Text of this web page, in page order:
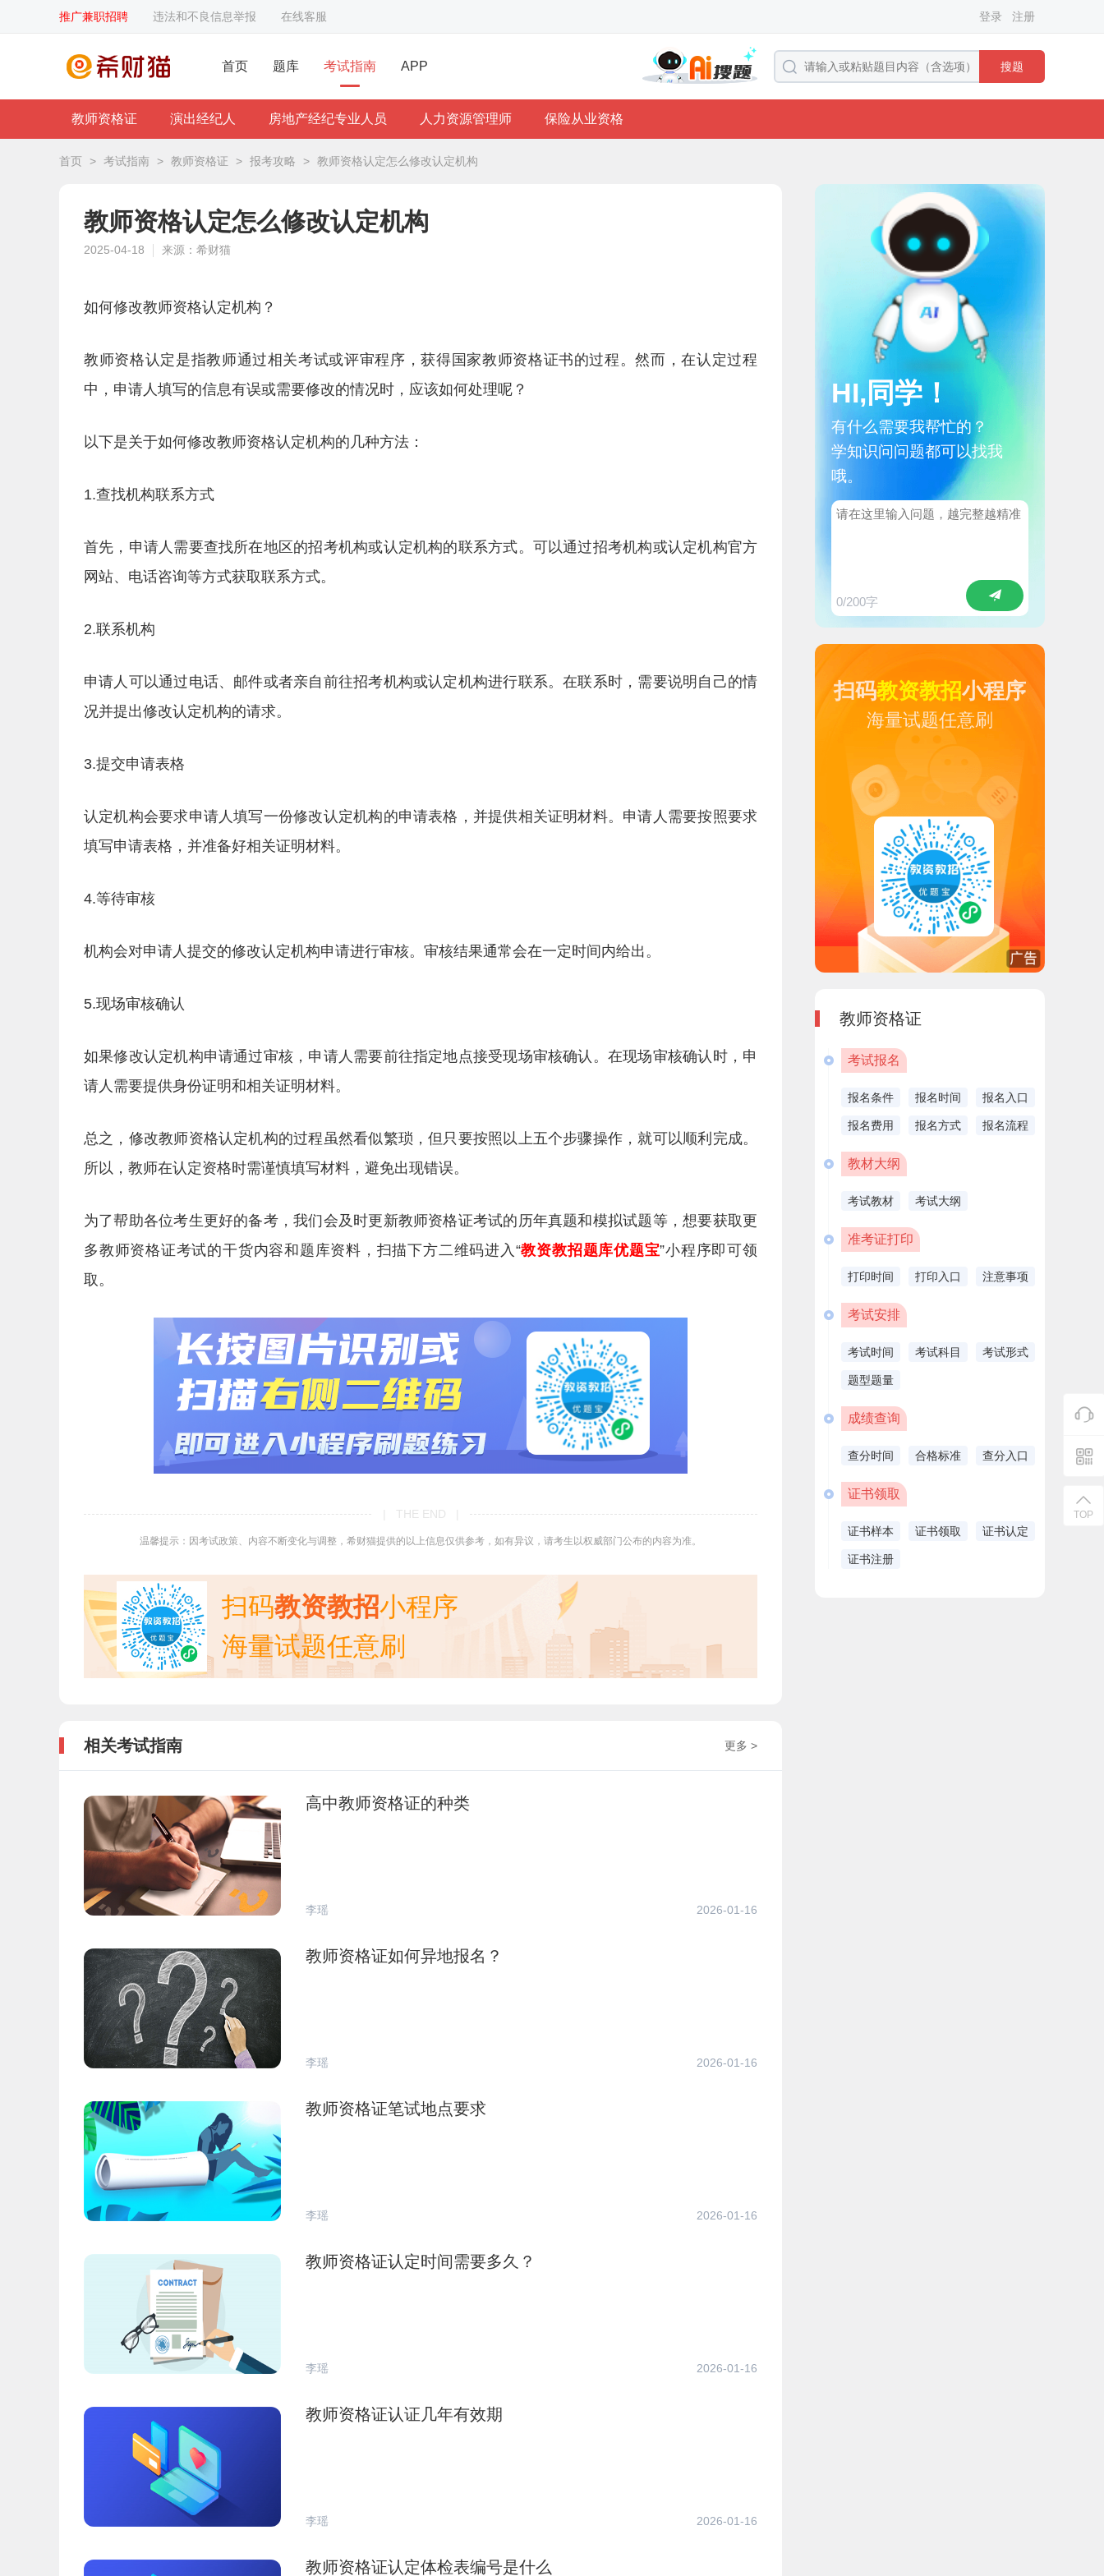
推广兼职招聘 违法和不良信息举报 在线客服 登录 注册
首页 题库 考试指南 APP 搜题
教师资格证 演出经纪人 房地产经纪专业人员 人力资源管理师 保险从业资格
首页 > 考试指南 > 教师资格证 > 报考攻略 > 教师资格认定怎么修改认定机构
教师资格认定怎么修改认定机构
2025-04-18 来源：希财猫
如何修改教师资格认定机构？
教师资格认定是指教师通过相关考试或评审程序，获得国家教师资格证书的过程。然而，在认定过程
中，申请人填写的信息有误或需要修改的情况时，应该如何处理呢？
以下是关于如何修改教师资格认定机构的几种方法：
1.查找机构联系方式
首先，申请人需要查找所在地区的招考机构或认定机构的联系方式。可以通过招考机构或认定机构官方
网站、电话咨询等方式获取联系方式。
2.联系机构
申请人可以通过电话、邮件或者亲自前往招考机构或认定机构进行联系。在联系时，需要说明自己的情
况并提出修改认定机构的请求。
3.提交申请表格
认定机构会要求申请人填写一份修改认定机构的申请表格，并提供相关证明材料。申请人需要按照要求
填写申请表格，并准备好相关证明材料。
4.等待审核
机构会对申请人提交的修改认定机构申请进行审核。审核结果通常会在一定时间内给出。
5.现场审核确认
如果修改认定机构申请通过审核，申请人需要前往指定地点接受现场审核确认。在现场审核确认时，申
请人需要提供身份证明和相关证明材料。
总之，修改教师资格认定机构的过程虽然看似繁琐，但只要按照以上五个步骤操作，就可以顺利完成。
所以，教师在认定资格时需谨慎填写材料，避免出现错误。
为了帮助各位考生更好的备考，我们会及时更新教师资格证考试的历年真题和模拟试题等，想要获取更
多教师资格证考试的干货内容和题库资料，扫描下方二维码进入“教资教招题库优题宝”小程序即可领
取。
| THE END |
温馨提示：因考试政策、内容不断变化与调整，希财猫提供的以上信息仅供参考，如有异议，请考生以权威部门公布的内容为准。
扫码教资教招小程序
海量试题任意刷
相关考试指南 更多 >
高中教师资格证的种类
李瑶 2026-01-16
教师资格证如何异地报名？
李瑶 2026-01-16
教师资格证笔试地点要求
李瑶 2026-01-16
教师资格证认定时间需要多久？
李瑶 2026-01-16
教师资格证认证几年有效期
李瑶 2026-01-16
教师资格证认定体检表编号是什么
HI,同学！
有什么需要我帮忙的？
学知识问问题都可以找我
哦。
0/200字
扫码教资教招小程序
海量试题任意刷
教师资格证
考试报名
报名条件 报名时间 报名入口
报名费用 报名方式 报名流程
教材大纲
考试教材 考试大纲
准考证打印
打印时间 打印入口 注意事项
考试安排
考试时间 考试科目 考试形式
题型题量
成绩查询
查分时间 合格标准 查分入口
证书领取
证书样本 证书领取 证书认定
证书注册
TOP